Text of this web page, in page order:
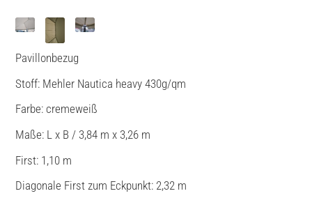
Pavillonbezug
Stoff: Mehler Nautica heavy 430g/qm
Farbe: cremeweiß
Maße: L x B / 3,84 m x 3,26 m
First: 1,10 m
Diagonale First zum Eckpunkt: 2,32 m